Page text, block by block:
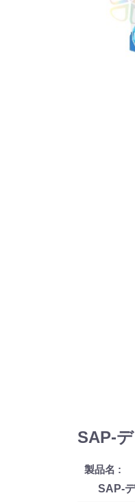
SAP-
製品名
SAP-